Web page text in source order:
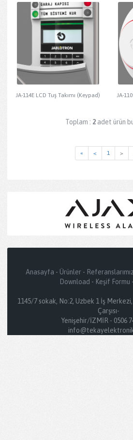
JA-114E LCD Tuş Takımı (Keypad) JA-
Toplam : 2adet ürün
« < 1 >
Anasayfa - Ürünler -
Download - Keşif Formu -
1145/7 sokak, No:2, Uzbek 1 İş
Çarşısı-
Yenişehir/İZMİR - 0506